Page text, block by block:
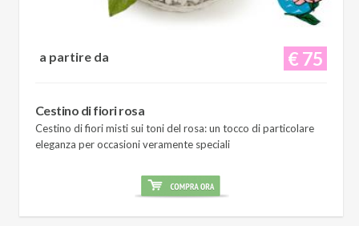
€ 75
a partire da
Cestino di fiori rosa
Cestino di fiori misti sui toni del rosa: un tocco di particolare
eleganza per occasioni veramente speciali